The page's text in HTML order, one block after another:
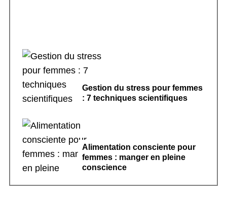
Gestion du stress pour femmes
: 7 techniques scientifiques
Alimentation consciente pour
femmes : manger en pleine
conscience